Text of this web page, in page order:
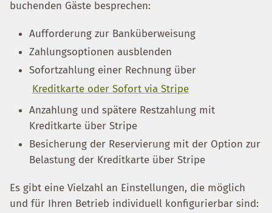
buchenden Gäste besprechen:
Aufforderung zur Banküberweisung
Zahlungsoptionen ausblenden
Sofortzahlung einer Rechnung über
Kreditkarte oder Sofort via Stripe
Anzahlung und spätere Restzahlung mit
Kreditkarte über Stripe
Besicherung der Reservierung mit der Option zur
Belastung der Kreditkarte über Stripe
Es gibt eine Vielzahl an Einstellungen, die möglich
und für Ihren Betrieb individuell konfigurierbar sind: